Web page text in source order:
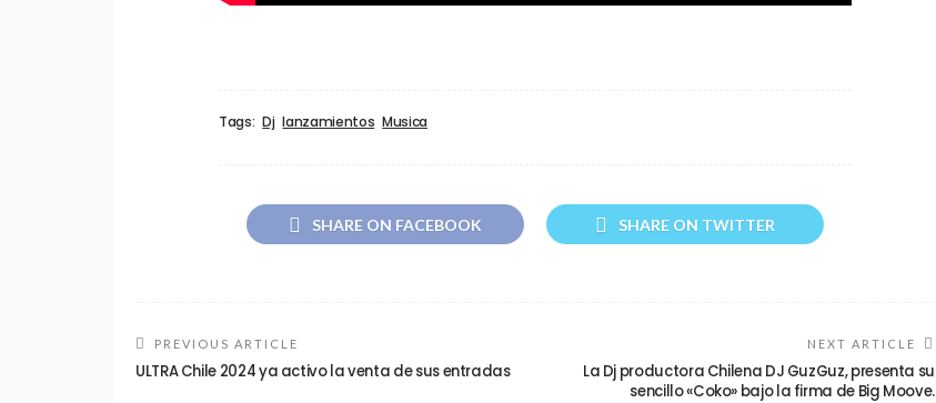
Tags: Dj lanzamientos Musica
SHARE ON FACEBOOK SHARE ON TWITTER
PREVIOUS ARTICLE
ULTRA Chile 2024 ya activo la venta de sus entradas
NEXT ARTICLE
La Dj productora Chilena DJ GuzGuz, presenta su
sencillo «Coko» bajo la firma de Big Moove.